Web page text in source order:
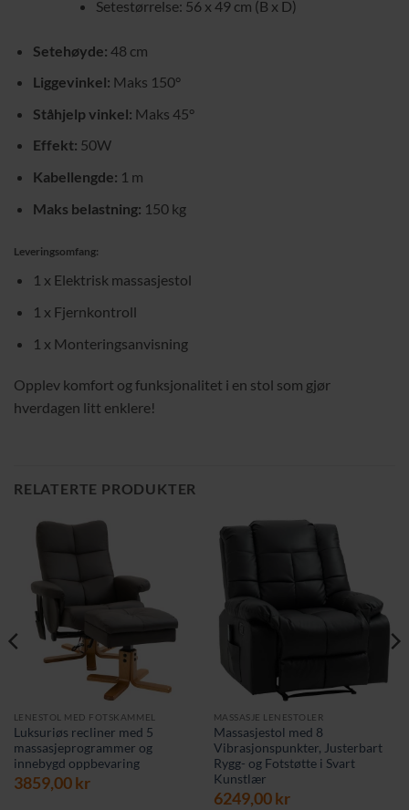
Setestørrelse: 56 x 49 cm (B x D)
Setehøyde: 48 cm
Liggevinkel: Maks 150°
Ståhjelp vinkel: Maks 45°
Effekt: 50W
Kabellengde: 1 m
Maks belastning: 150 kg
Leveringsomfang:
1 x Elektrisk massasjestol
1 x Fjernkontroll
1 x Monteringsanvisning
Opplev komfort og funksjonalitet i en stol som gjør
hverdagen litt enklere!
RELATERTE PRODUKTER
LENESTOL MED FOTSKAMMEL
Luksuriøs recliner med 5
massasjeprogrammer og
innebygd oppbevaring
3859,00kr
MASSASJE LENESTOLER
Massasjestol med 8
Vibrasjonspunkter, Justerbart
Rygg- og Fotstøtte i Svart
Kunstlær
6249,00kr